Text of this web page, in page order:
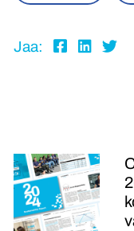
Jaa:
ShareShare